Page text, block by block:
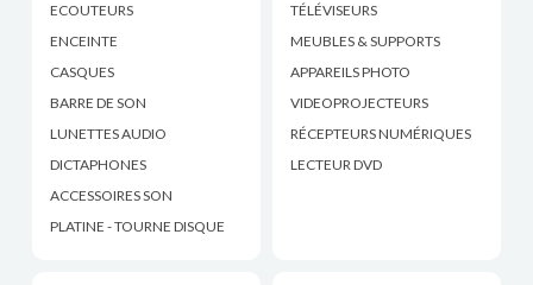
ECOUTEURS
ENCEINTE
CASQUES
BARRE DE SON
LUNETTES AUDIO
DICTAPHONES
ACCESSOIRES SON
PLATINE - TOURNE DISQUE
TÉLÉVISEURS
MEUBLES & SUPPORTS
APPAREILS PHOTO
VIDEOPROJECTEURS
RÉCEPTEURS NUMÉRIQUES
LECTEUR DVD